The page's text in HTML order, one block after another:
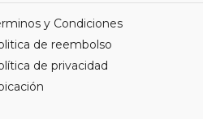
y Condiciones
de reembolso
de privacidad